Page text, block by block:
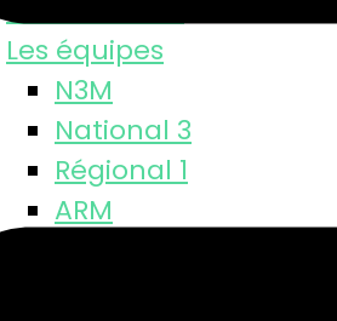
Les équipes
N3M
National 3
Régional 1
ARM